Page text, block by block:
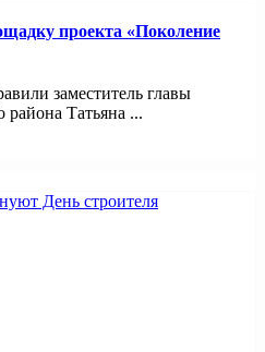
проекта «Поколение
заместитель главы
Татьяна ...